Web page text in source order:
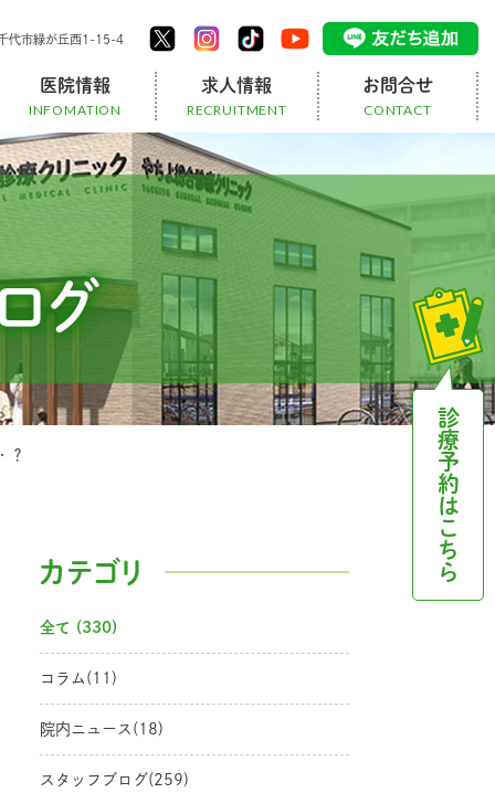
代市緑が丘⻄1-15-4
医院情報
INFOMATION
ブログ
スタッフ
お知らせ
架け橋チーム
訪問リハビリ
求人情報
RECRUITMENT
医師募集
スタッフ募集
医療事務の1日
お問合せ
CONTACT
診療予約
はこちら
グ
？
カテゴリ
全て (330)
コラム(11)
院内ニュース(18)
スタッフブログ(259)